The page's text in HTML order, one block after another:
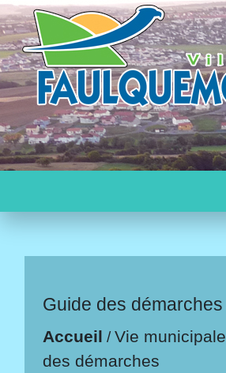
Guide des démarches
Accueil /Vie municipale
des démarches